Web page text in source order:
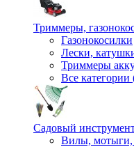
Триммеры,
Газонокосилки
Лески,
Триммеры
Все категории
Садовый
Вилы, мотыги,